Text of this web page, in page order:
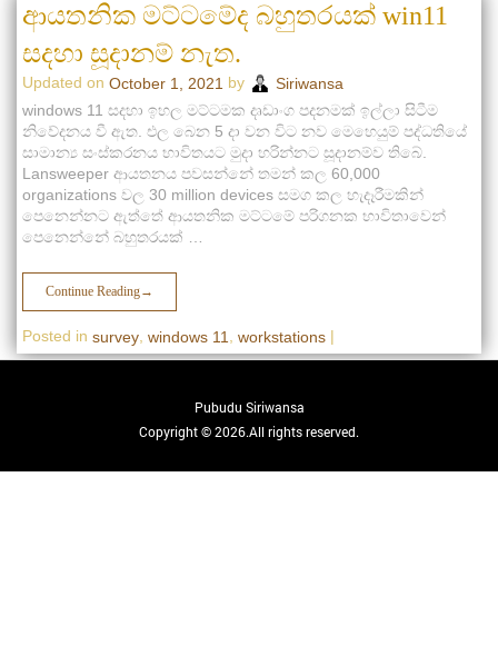
ආයතනික මට්ටමේද බහුතරයක් win11
සදහා සූදානම් නැත.
Updated on October 1, 2021 by
Siriwansa
windows 11 සදහා ඉහල මට්ටමක දෘඩාංග පදනමක් ඉල්ලා සිටීම
නිවේදනය වී ඇත. එල බෙන 5 දා වන විට නව මෙහෙයුම් පද්ධතියේ
සාමාන්‍ය සංස්කරනය භාවිතයට මුදා හරින්නට සූදානම්ව තිබේ.
Lansweeper ආයතනය පවසන්නේ තමන් කල 60,000
organizations වල 30 million devices සමග කල හැදෑරීමකින්
පෙනෙන්නට ඇත්තේ ආයතනික මට්ටමේ පරිගනක භාවිතාවෙන්
පෙනෙන්නේ බහුතරයක් …
Continue Reading→
Posted in survey windows 11 workstations |
Copyright © 2026.All rights reserved.
Pubudu Siriwansa